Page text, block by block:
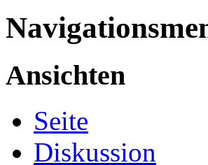
Ansichten
Seite
Diskussion